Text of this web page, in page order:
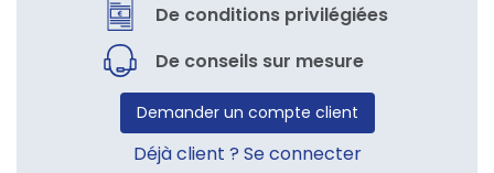
De conditions privilégiées
De conseils sur mesure
Demander un compte client
Déjà client ? Se connecter